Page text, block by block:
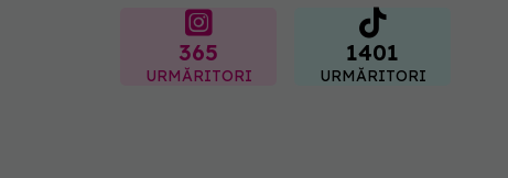
365
URMĂRITORI
1401
URMĂRITORI